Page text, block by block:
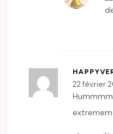
22 février